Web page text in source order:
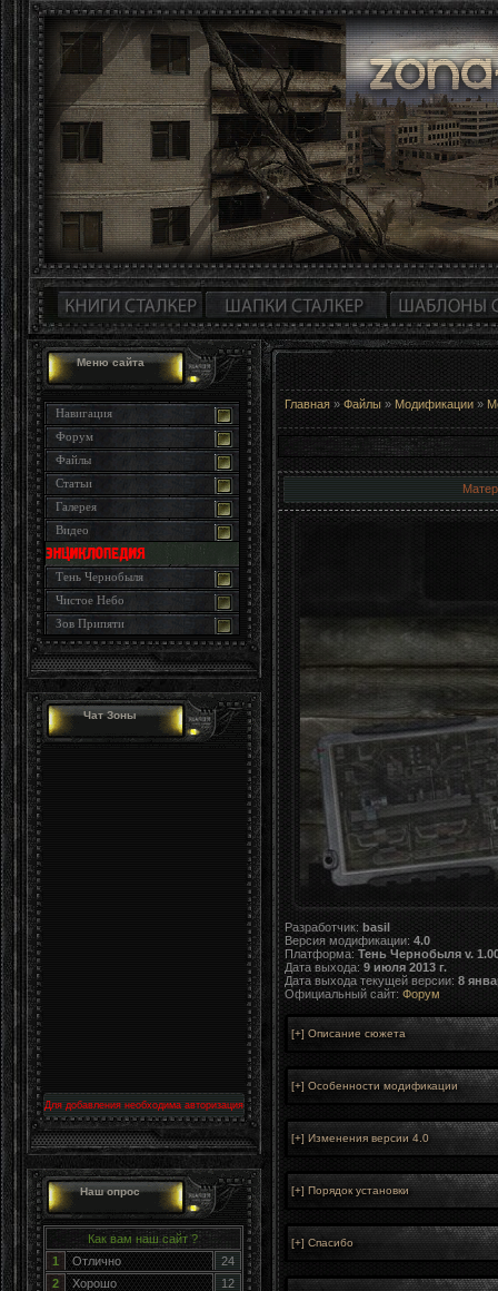
Меню сайта
Навигация
Форум
Файлы
Статьи
Галерея
Видео
Тень Чернобыля
Чистое Небо
Зов Припяти
Чат Зоны
Для добавления необходима авторизация
Наш опрос
Как вам наш сайт ?
1
Отлично
24
2
Хорошо
12
Главная » Файлы » Модификации »
Разработчик: basil
Версия модификации: 4.0
Платформа: Тень Чернобыля v.
Дата выхода: 9 июля 2013 г.
Дата выхода текущей версии: 8
Официальный сайт: Форум